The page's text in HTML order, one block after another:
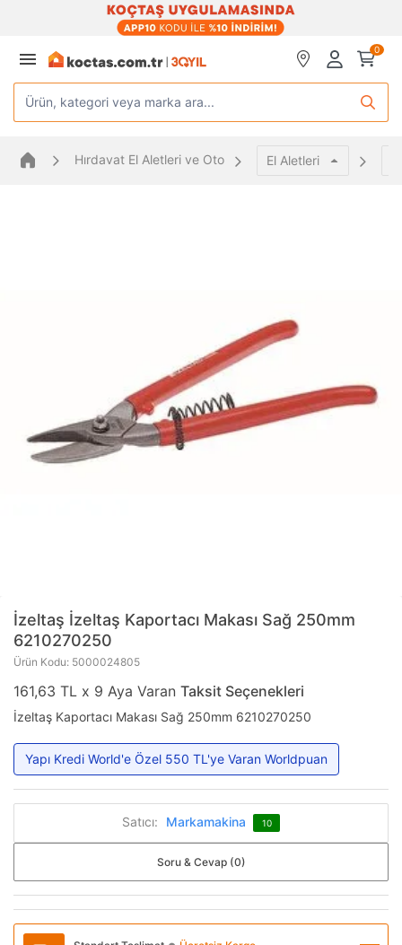
0
Ürün, kategori veya marka ara...
Hırdavat El Aletleri ve Oto El Aletleri
İzeltaş İzeltaş Kaportacı Makası Sağ 250mm
6210270250
Ürün Kodu: 5000024805
161,63 TL x 9 Aya Varan Taksit Seçenekleri
İzeltaş Kaportacı Makası Sağ 250mm 6210270250
Yapı Kredi World'e Özel 550 TL'ye Varan Worldpuan
Satıcı: Markamakina 10
Soru & Cevap (0)